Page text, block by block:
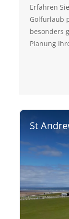
Erfahren
Golfurlaub
besonders
Planung
St